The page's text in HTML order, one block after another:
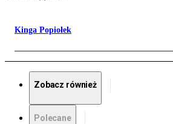
Kinga Popiołek
Zobacz również
Polecane